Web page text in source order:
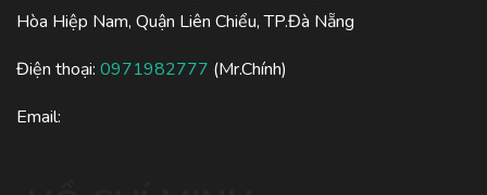
Hòa Hiệp Nam, Quận Liên Chiểu, TP.Đà Nẵng
Điện thoại: 0971982777 (Mr.Chính)
Email: